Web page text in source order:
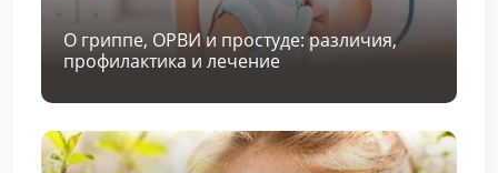
О гриппе, ОРВИ и простуде: различия,
профилактика и лечение